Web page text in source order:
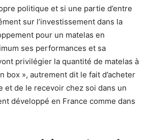
politique et si une partie d’entre
sur l’investissement dans la
pour un matelas en
ses performances et sa
privilégier la quantité de matelas à
box », autrement dit le fait d’acheter
et de le recevoir chez soi dans un
développé en France comme dans